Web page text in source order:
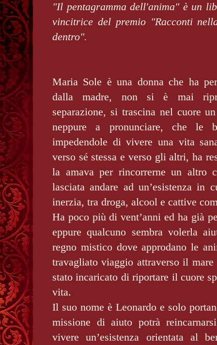
"Il pentagramma dell'anima" è un
vincitrice del premio "Racconti
dentro".
Maria Sole è una donna che ha
dalla madre, non si è mai
separazione, si trascina nel cuore
neppure a pronunciare, che le
impedendole di vivere una vita
verso sé stessa e verso gli altri, ha
la amava per rincorrerne un altro
lasciata andare ad un’esistenza in
inerzia, tra droga, alcool e cattive
Ha poco più di vent’anni ed ha già
eppure qualcuno sembra volerla
regno mistico dove approdano le
travagliato viaggio attraverso il
stato incaricato di riportare il cuore
vita.
Il suo nome è Leonardo e solo
missione di aiuto potrà
vivere un’esistenza orientata al